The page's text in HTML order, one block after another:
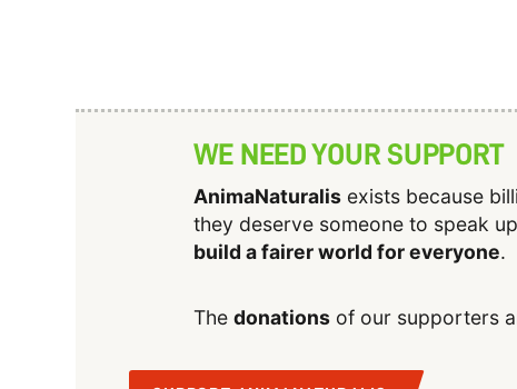
WE NEED YOUR SUPPORT
AnimaNaturalisexists because
they deserve someone to speak
build a fairer world for everyone.
The donationsof our supporters